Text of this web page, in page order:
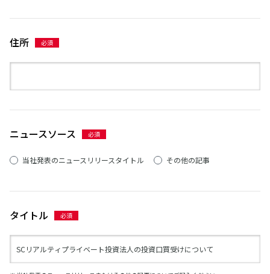
住所
ニュースソース
当社発表のニュースリリースタイトル その他の記事
タイトル